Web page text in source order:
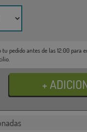
pedido antes de las 12:00 para